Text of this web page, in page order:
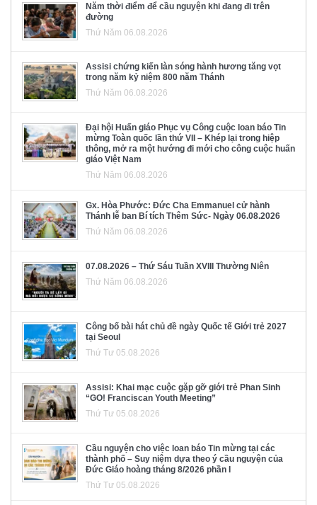
Năm thời điểm để cầu nguyện khi đang đi trên
đường
Thứ Năm 06.08.2026
Assisi chứng kiến làn sóng hành hương tăng vọt
trong năm kỷ niệm 800 năm Thánh
Thứ Năm 06.08.2026
Đại hội Huấn giáo Phục vụ Công cuộc loan báo Tin
mừng Toàn quốc lần thứ VII – Khép lại trong hiệp
thông, mở ra một hướng đi mới cho công cuộc huấn
giáo Việt Nam
Thứ Năm 06.08.2026
Gx. Hòa Phước: Đức Cha Emmanuel cử hành
Thánh lễ ban Bí tích Thêm Sức- Ngày 06.08.2026
Thứ Năm 06.08.2026
07.08.2026 – Thứ Sáu Tuần XVIII Thường Niên
Thứ Năm 06.08.2026
Công bố bài hát chủ đề ngày Quốc tế Giới trẻ 2027
tại Seoul
Thứ Tư 05.08.2026
Assisi: Khai mạc cuộc gặp gỡ giới trẻ Phan Sinh
“GO! Franciscan Youth Meeting”
Thứ Tư 05.08.2026
Cầu nguyện cho việc loan báo Tin mừng tại các
thành phố – Suy niệm dựa theo ý cầu nguyện của
Đức Giáo hoàng tháng 8/2026 phần I
Thứ Tư 05.08.2026